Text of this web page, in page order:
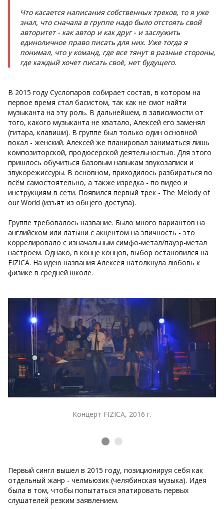
Что касается написания собственных треков, то я уже
знал, что сначала в группе надо было отстоять свой
авторитет - как автор и как друг - и заслужить
единоличное право писать для них. Уже тогда я
понимал, что у команд, где все тянут в разные стороны,
где каждый хочет писать своё, нет будущего.
В 2015 году Суслопаров собирает состав, в котором на
первое время стал басистом, так как не смог найти
музыканта на эту роль. В дальнейшем, в зависимости от
того, какого музыканта не хватало, Алексей его заменял
(гитара, клавиши). В группе был только один основной
вокал - женский. Алексей же планировал заниматься лишь
композиторской, продюсерской деятельностью. Для этого
пришлось обучиться базовым навыкам звукозаписи и
звукорежиссуры. В основном, приходилось разбираться во
всём самостоятельно, а также изредка - по видео и
инструкциям в сети. Появился первый трек - The Melody of
our World (изъят из общего доступа).
Группе требовалось название. Было много вариантов на
английском или латыни с акцентом на эпичность - это
коррелировало с изначальным симфо-метал/пауэр-метал
настроем. Однако, в конце концов, выбор остановился на
FIZICA. На идею названия Алексея натолкнула любовь к
физике в средней школе.
Концерт FIZICA, 2016 г.
Первый сингл вышел в 2015 году, позиционируя себя как
отдельный жанр - челмьюзик (челябинская музыка). Идея
была в том, чтобы попытаться эпатировать первых
слушателей резким заявлением.